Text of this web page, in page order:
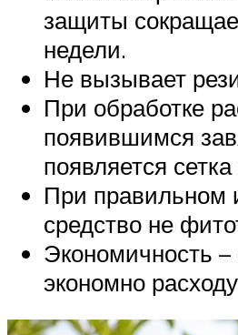
защиты
недели.
Не вызывает
При обработке
появившимся
появляется
При правильном
средство не
Экономичность
экономно